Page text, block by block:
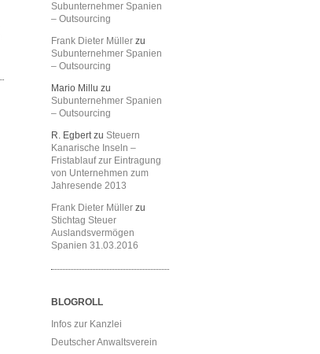
Subunternehmer Spanien
– Outsourcing
Frank Dieter Müller zu
Subunternehmer Spanien
– Outsourcing
Mario Millu zu
Subunternehmer Spanien
– Outsourcing
R. EgbertzuSteuern
Kanarische Inseln –
Fristablauf zur Eintragung
von Unternehmen zum
Jahresende 2013
Frank Dieter Müller zu
Stichtag Steuer
Auslandsvermögen
Spanien 31.03.2016
BLOGROLL
Infos zur Kanzlei
Deutscher Anwaltsverein